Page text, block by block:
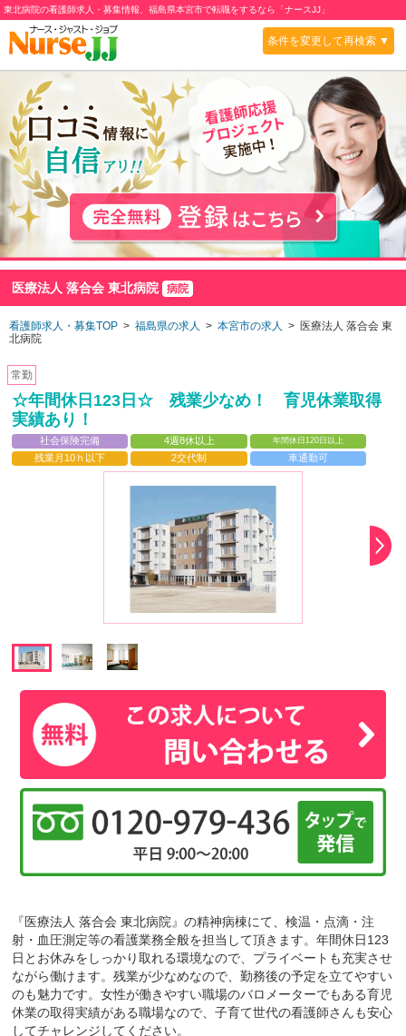
東北病院の看護師求人・募集情報、福島県本宮市で転職をするなら「ナースJJ」
条件を変更して再検索 ▼
医療法人 落合会 東北病院 病院
看護師求人・募集TOP > 福島県の求人 > 本宮市の求人 > 医療法人 落合会 東
北病院
常勤
☆年間休日123日☆ 残業少なめ！ 育児休業取得
実績あり！
社会保険完備 4週8休以上 年間休日120日以上
残業月10ｈ以下 2交代制 車通勤可
『医療法人 落合会 東北病院』の精神病棟にて、検温・点滴・注
射・血圧測定等の看護業務全般を担当して頂きます。年間休日123
日とお休みをしっかり取れる環境なので、プライベートも充実させ
ながら働けます。残業が少なめなので、勤務後の予定を立てやすい
のも魅力です。女性が働きやすい職場のバロメーターでもある育児
休業の取得実績がある職場なので、子育て世代の看護師さんも安心
してチャレンジしてください。